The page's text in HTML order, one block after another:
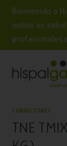
Bienvenido a
online en
profesionales
CORRECTORES
TNE